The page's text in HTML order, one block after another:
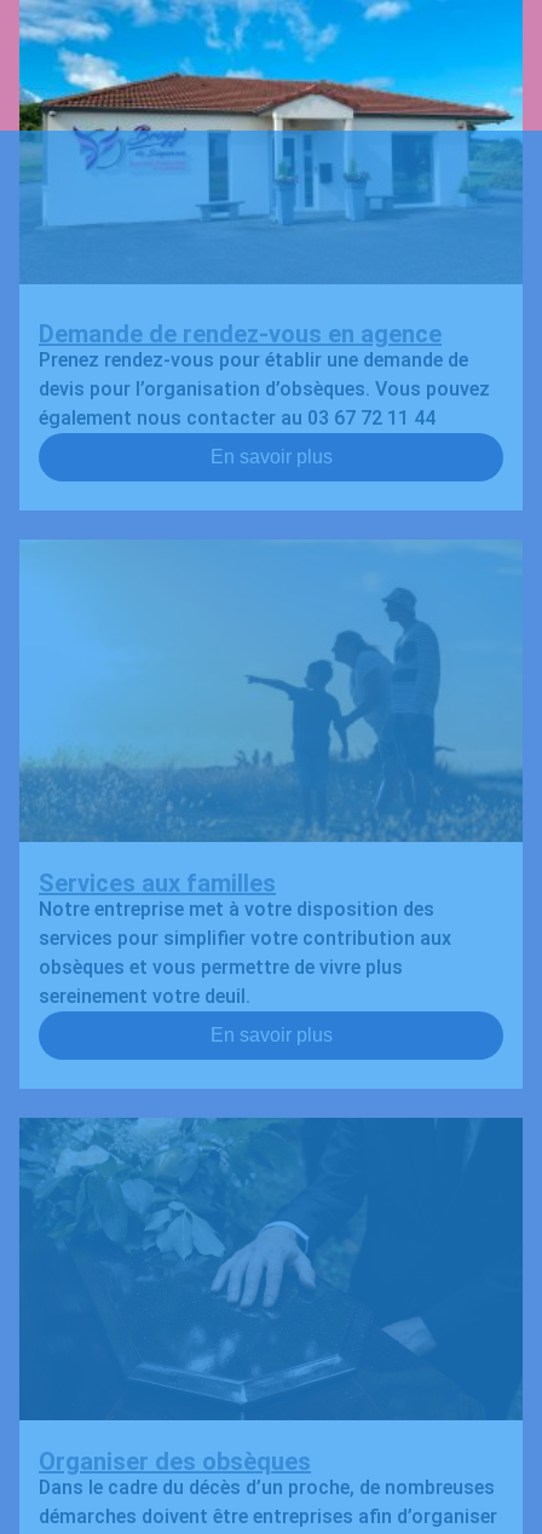
Demande de rendez-vous en agence
Prenez rendez-vous pour établir une demande de
devis pour l’organisation d’obsèques. Vous pouvez
également nous contacter au 03 67 72 11 44
En savoir plus
Services aux familles
Notre entreprise met à votre disposition des
services pour simplifier votre contribution aux
obsèques et vous permettre de vivre plus
sereinement votre deuil.
En savoir plus
Organiser des obsèques
Dans le cadre du décès d’un proche, de nombreuses
démarches doivent être entreprises afin d’organiser